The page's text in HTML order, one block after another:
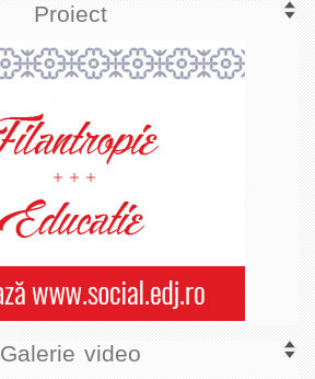
Proiect
Galerie video